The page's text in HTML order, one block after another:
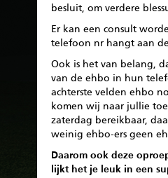
besluit, om verdere
Er kan een consult
telefoon nr hangt aan
Ook is het van belang,
van de ehbo in hun
achterste velden ehbo
komen wij naar jullie
zaterdag bereikbaar,
weinig ehbo-ers geen
Daarom ook deze
lijkt het je leuk in een